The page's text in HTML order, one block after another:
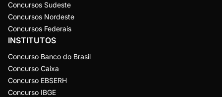
Concursos Sudeste
Concursos Nordeste
Concursos Federais
INSTITUTOS
Concurso Banco do Brasil
Concurso Caixa
Concurso EBSERH
Concurso IBGE